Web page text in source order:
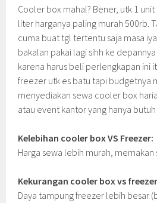
Cooler box mahal? Bener, utk 1
liter harganya paling murah 500rb.
cuma buat tgl tertentu saja masa
bakalan pakai lagi sihh ke
karena harus beli perlengkapan ini
freezer utk es batu tapi budgetnya
menyediakan sewa cooler box
atau event kantor yang hanya
Kelebihan cooler box VS Freezer:
Harga sewa lebih murah,
Kekurangan cooler box vs
Daya tampung freezer lebih besar